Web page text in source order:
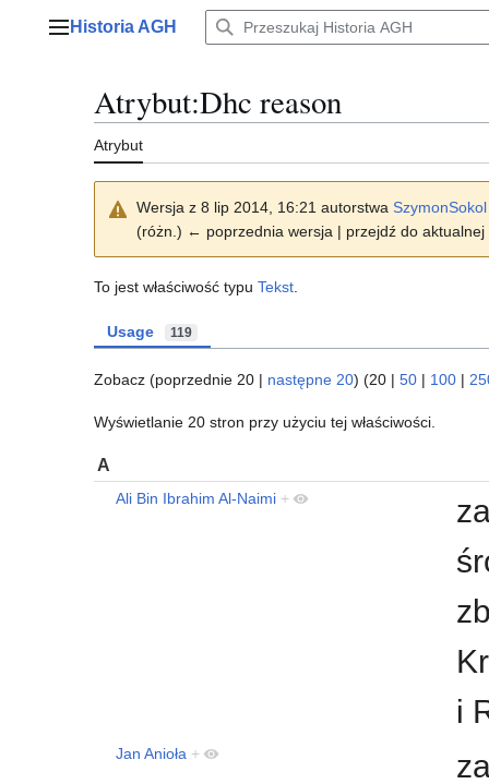
Menu główne
Historia AGH
Atrybut:Dhc reason
Atrybut
Wersja z 8 lip 2014, 16:21 autorstwa SzymonSokol
(różn.) ← poprzednia wersja | przejdź do
To jest właściwość typu Tekst
Usage 119
Zobacz (poprzednie 20 | następne 20) (20 | 50 | 100 |
Wyświetlanie 20 stron przy użyciu tej właściwości.
A
Ali Bin Ibrahim Al-Naimi +
i
Jan Anioła +